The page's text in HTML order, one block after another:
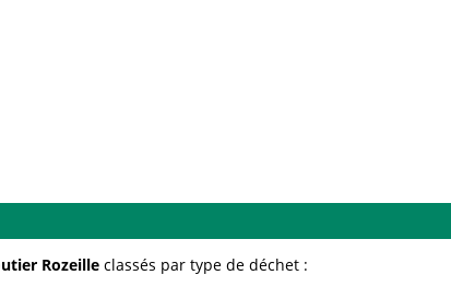
Rozeille classés par type de déchet :